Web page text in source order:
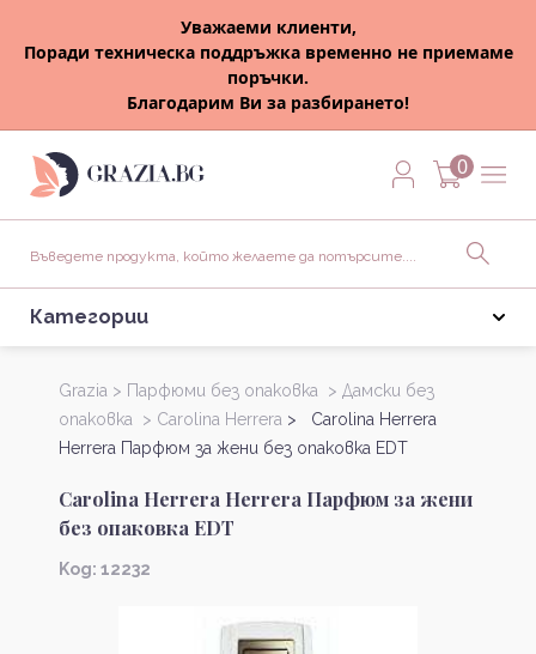
Уважаеми клиенти,
Поради техническа поддръжка временно не приемаме
поръчки.
Благодарим Ви за разбирането!
0
Категории
Grazia > Парфюми без опаковка > Дамски без
опаковка > Carolina Herrera > Carolina Herrera
Herrera Парфюм за жени без опаковка EDT
Carolina Herrera Herrera Парфюм за жени
без опаковка EDT
Kод: 12232